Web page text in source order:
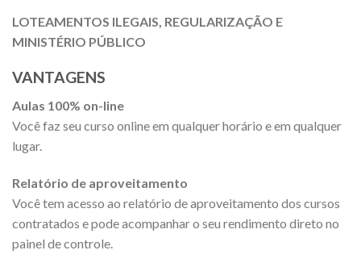
LOTEAMENTOS ILEGAIS, REGULARIZAÇÃO E
MINISTÉRIO PÚBLICO
VANTAGENS
Aulas 100% on-line
Você faz seu curso online em qualquer horário e em qualquer
lugar.
Relatório de aproveitamento
Você tem acesso ao relatório de aproveitamento dos cursos
contratados e pode acompanhar o seu rendimento direto no
painel de controle.